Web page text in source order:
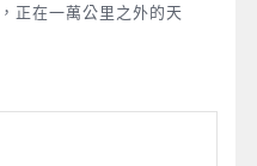
正在一萬公里之外的天